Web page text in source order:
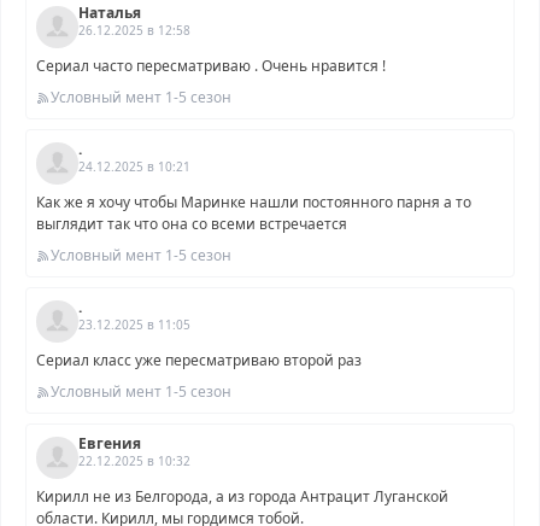
Наталья
26.12.2025 в 12:58
Сериал часто пересматриваю . Очень нравится !
Условный мент 1-5 сезон
.
24.12.2025 в 10:21
Как же я хочу чтобы Маринке нашли постоянного парня а то
выглядит так что она со всеми встречается
Условный мент 1-5 сезон
.
23.12.2025 в 11:05
Сериал класс уже пересматриваю второй раз
Условный мент 1-5 сезон
Евгения
22.12.2025 в 10:32
Кирилл не из Белгорода, а из города Антрацит Луганской
области. Кирилл, мы гордимся тобой.